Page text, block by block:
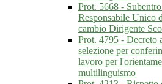
Prot. 5668 -
Responsabile Unico
cambio Dirigente
Prot. 4795 - Decreto
selezione per
lavoro per
multilinguismo